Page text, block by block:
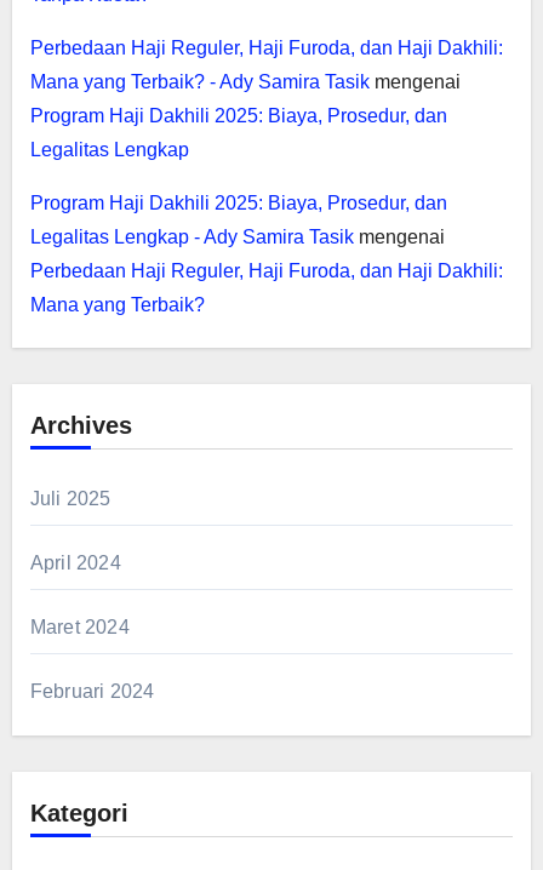
Perbedaan Haji Reguler, Haji Furoda, dan Haji Dakhili:
Mana yang Terbaik? - Ady Samira Tasikmengenai
Program Haji Dakhili 2025: Biaya, Prosedur, dan
Legalitas Lengkap
Program Haji Dakhili 2025: Biaya, Prosedur, dan
Legalitas Lengkap - Ady Samira Tasikmengenai
Perbedaan Haji Reguler, Haji Furoda, dan Haji Dakhili:
Mana yang Terbaik?
Archives
Juli 2025
April 2024
Maret 2024
Februari 2024
Kategori